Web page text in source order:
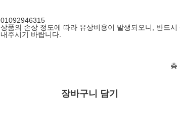
01092946315
상품의 손상 정도에 따라 유상비용이 발생되오니, 반드시
내주시기 바랍니다.
총
장바구니 담기